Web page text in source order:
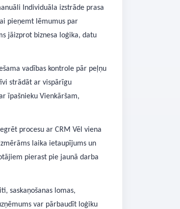
Individuāla izstrāde prasa
pieņemt lēmumus par
jāizprot biznesa loģika, datu
vadības kontrole pār peļņu
strādāt ar vispārīgu
īpašnieku Vienkāršam,
procesu ar CRM Vēl viena
laika ietaupījums un
pierast pie jaunā darba
saskaņošanas lomas,
var pārbaudīt loģiku